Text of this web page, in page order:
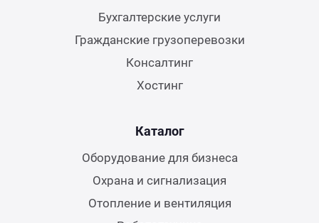
Бухгалтерские услуги
Гражданские грузоперевозки
Консалтинг
Хостинг
Каталог
Оборудование для бизнеса
Охрана и сигнализация
Отопление и вентиляция